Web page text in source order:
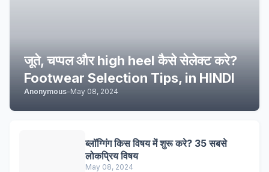
जूते, चप्पल और high heel कैसे सेलेक्ट करे?
Footwear Selection Tips, in HINDI
Anonymous-May 08, 2024
ब्लॉग्गिंग किस विषय में शुरू करे? 35 सबसे
लोकप्रिय विषय
May 08, 2024